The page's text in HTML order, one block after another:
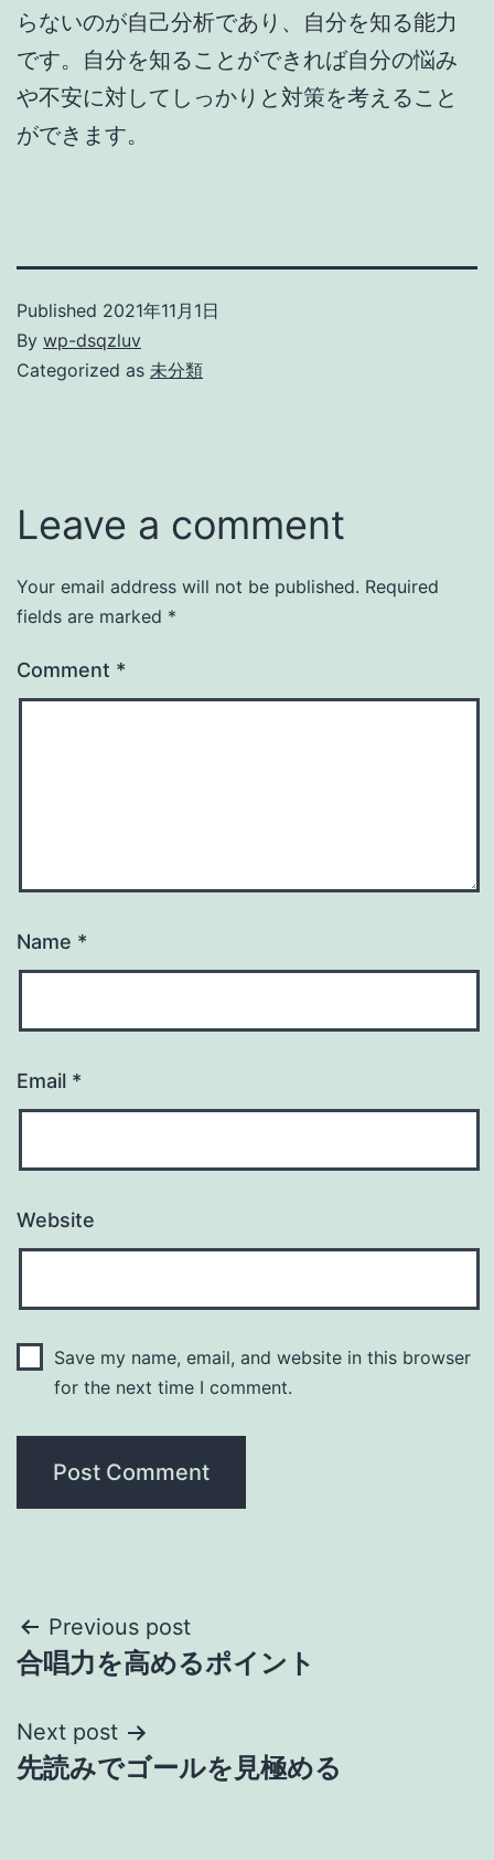
らないのが自己分析であり、自分を知る能力
です。自分を知ることができれば自分の悩み
や不安に対してしっかりと対策を考えること
ができます。
Published 2021年11月1日
By wp-dsqzluv
Categorized as 未分類
Leave a comment
Your email address will not be published. Required
fields are marked *
Comment *
Name *
Email *
Website
Save my name, email, and website in this browser
for the next time I comment.
Post
navigation
Previous post
合唱力を高めるポイント
Next post
先読みでゴールを見極める